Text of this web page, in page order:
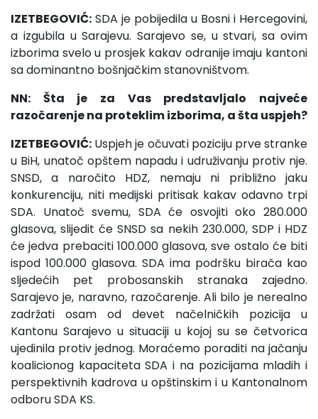
IZETBEGOVIĆ: SDA je pobijedila u Bosni i Hercegovini,
a izgubila u Sarajevu. Sarajevo se, u stvari, sa ovim
izborima svelo u prosjek kakav odranije imaju kantoni
sa dominantno bošnjačkim stanovništvom.
NN: Šta je za Vas predstavljalo najveće
razočarenje na proteklim izborima, a šta uspjeh?
IZETBEGOVIĆ: Uspjeh je očuvati poziciju prve stranke
u BiH, unatoč opštem napadu i udruživanju protiv nje.
SNSD, a naročito HDZ, nemaju ni približno jaku
konkurenciju, niti medijski pritisak kakav odavno trpi
SDA. Unatoč svemu, SDA će osvojiti oko 280.000
glasova, slijedit će SNSD sa nekih 230.000, SDP i HDZ
će jedva prebaciti 100.000 glasova, sve ostalo će biti
ispod 100.000 glasova. SDA ima podršku birača kao
sljedećih pet probosanskih stranaka zajedno.
Sarajevo je, naravno, razočarenje. Ali bilo je nerealno
zadržati osam od devet načelničkih pozicija u
Kantonu Sarajevo u situaciji u kojoj su se četvorica
ujedinila protiv jednog. Moraćemo poraditi na jačanju
koalicionog kapaciteta SDA i na pozicijama mladih i
perspektivnih kadrova u opštinskim i u Kantonalnom
odboru SDA KS.